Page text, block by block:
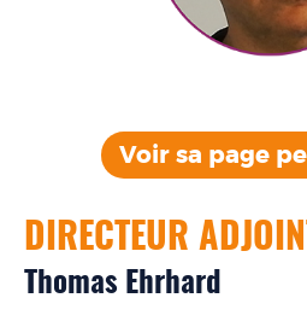
Voir sa page
Thomas Ehrhard
DIRECTEUR ADJOINT